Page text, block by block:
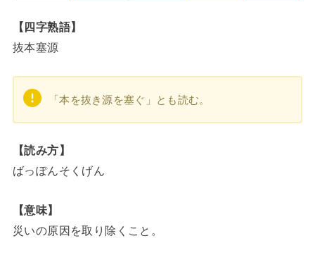
【四字熟語】
抜本塞源
「本を抜き源を塞ぐ」とも読む。
【読み方】
ばっぽんそくげん
【意味】
災いの原因を取り除くこと。